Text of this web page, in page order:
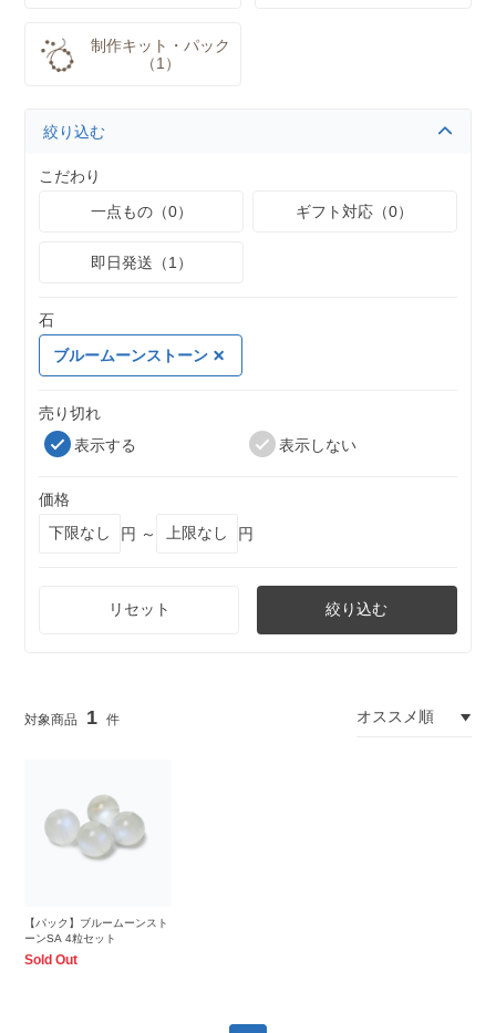
制作キット・パック
（1）
絞り込む
こだわり
一点もの（0）
ギフト対応（0）
即日発送（1）
石
ブルームーンストーン
売り切れ
表示する
表示しない
価格
円 ～
円
リセット 絞り込む
1
【パック】ブルームーンスト
ーンSA 4粒セット
Sold Out